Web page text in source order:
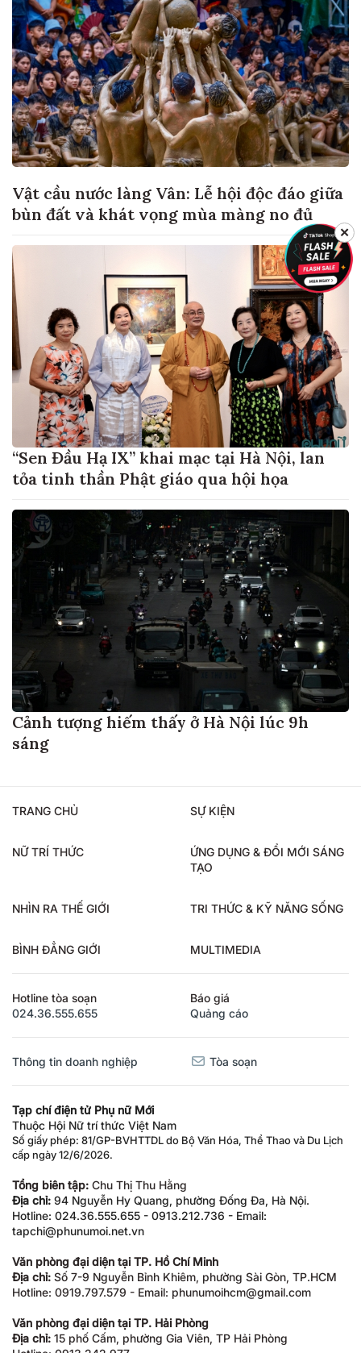
Vật cầu nước làng Vân: Lễ hội độc đáo giữa
bùn đất và khát vọng mùa màng no đủ
“Sen Đầu Hạ IX” khai mạc tại Hà Nội, lan
tỏa tinh thần Phật giáo qua hội họa
Cảnh tượng hiếm thấy ở Hà Nội lúc 9h
sáng
TRANG CHỦ SỰ KIỆN
NỮ TRÍ THỨC
ỨNG DỤNG & ĐỔI MỚI SÁNG
TẠO
NHÌN RA THẾ GIỚI TRI THỨC & KỸ NĂNG SỐNG
BÌNH ĐẲNG GIỚI MULTIMEDIA
Hotline tòa soạn
024.36.555.655
Báo giá
Quảng cáo
Thông tin doanh nghiệp Tòa soạn
Tạp chí điện tử Phụ nữ Mới
Thuộc Hội Nữ trí thức Việt Nam
Số giấy phép: 81/GP-BVHTTDL do Bộ Văn Hóa, Thể Thao và Du Lịch
cấp ngày 12/6/2026.
Tổng biên tập: Chu Thị Thu Hằng
Địa chỉ: 94 Nguyễn Hy Quang, phường Đống Đa, Hà Nội.
Hotline: 024.36.555.655 - 0913.212.736 - Email:
tapchi@phunumoi.net.vn
Văn phòng đại diện tại TP. Hồ Chí Minh
Địa chỉ: Số 7-9 Nguyễn Bỉnh Khiêm, phường Sài Gòn, TP.HCM
Hotline: 0919.797.579 - Email: phunumoihcm@gmail.com
Văn phòng đại diện tại TP. Hải Phòng
Địa chỉ: 15 phố Cấm, phường Gia Viên, TP Hải Phòng
✕